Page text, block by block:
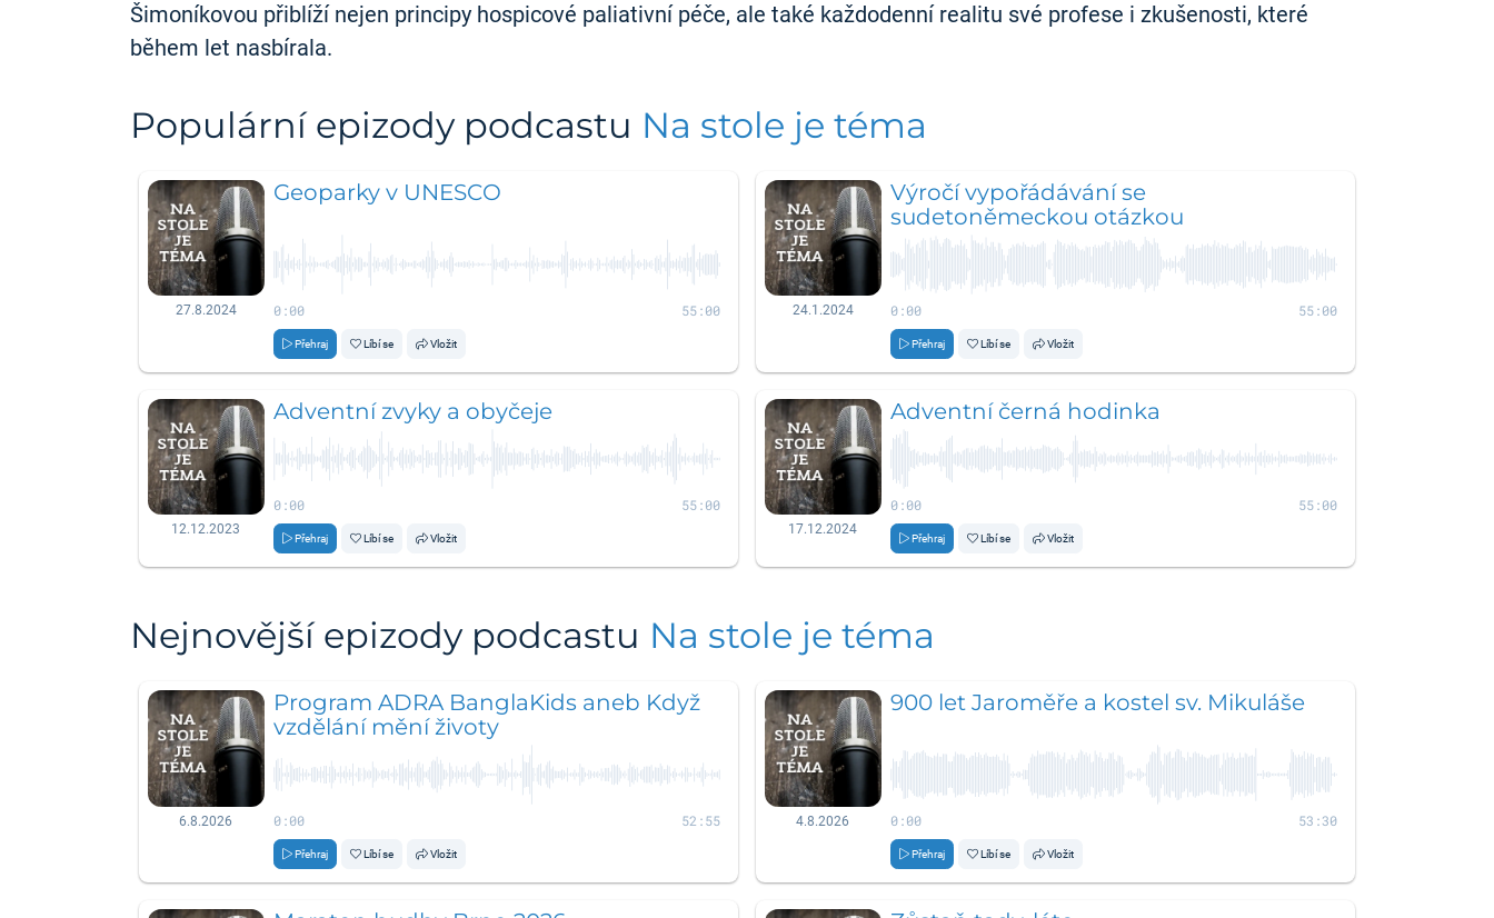
Šimoníkovou přiblíží nejen principy hospicové paliativní péče, ale také každodenní realitu své profese i zkušenosti, které
během let nasbírala.
Populární epizody podcastu Na stole je téma
27.8.2024
Geoparky v UNESCO
0:00 55:00
Přehraj Líbí se Vložit
24.1.2024
Výročí vypořádávání se
sudetoněmeckou otázkou
0:00 55:00
Přehraj Líbí se Vložit
12.12.2023
Adventní zvyky a obyčeje
0:00 55:00
Přehraj Líbí se Vložit
17.12.2024
Adventní černá hodinka
0:00 55:00
Přehraj Líbí se Vložit
Nejnovější epizody podcastu Na stole je téma
6.8.2026
Program ADRA BanglaKids aneb Když
vzdělání mění životy
0:00 52:55
Přehraj Líbí se Vložit
4.8.2026
900 let Jaroměře a kostel sv. Mikuláše
0:00 53:30
Přehraj Líbí se Vložit